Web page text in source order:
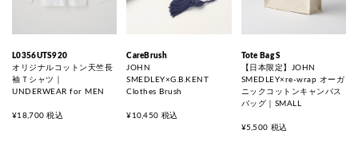
L0356UTS920
オリジナルコットン天竺長
袖Ｔシャツ｜
UNDERWEAR for MEN
¥18,700 税込
CareBrush
JOHN
SMEDLEY×G.B.KENT
Clothes Brush
¥10,450 税込
Tote Bag S
【日本限定】JOHN
SMEDLEY×re-wrap オーガ
ニックコットンキャンバス
バッグ｜SMALL
¥5,500 税込